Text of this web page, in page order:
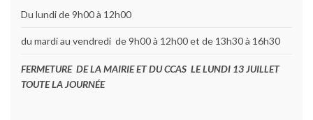
Du lundi de 9h00 à 12h00
du mardi au vendredi de 9h00 à 12h00 et de 13h30 à 16h30
FERMETURE DE LA MAIRIE ET DU CCAS LE LUNDI 13 JUILLET
TOUTE LA JOURNÉE